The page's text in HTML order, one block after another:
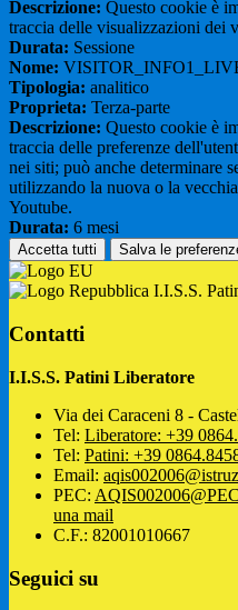
Descrizione: Questo cookie è
traccia delle visualizzazioni dei
Durata: Sessione
Nome:
Tipologia: analitico
Proprieta: Terza-parte
Descrizione: Questo cookie è
traccia delle preferenze
nei siti; può anche determinare
utilizzando la nuova o la
Youtube.
Durata: 6 mesi
Accetta tutti Salva le
I.I.S.S.
Contatti
I.I.S.S. Patini Liberatore
Via dei Caraceni 8 -
Tel: Liberatore: +39
Tel: Patini: +39
Email:
PEC:
una mail
C.F.: 82001010667
Seguici su